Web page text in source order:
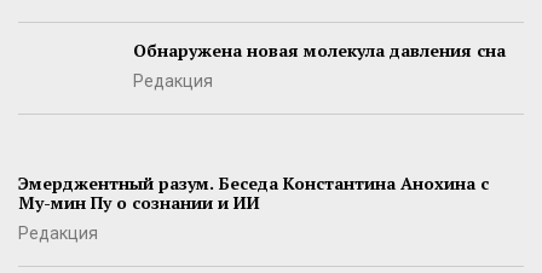
Обнаружена новая молекула давления сна
Редакция
Эмерджентный разум. Беседа Константина Анохина с
Му-мин Пу о сознании и ИИ
Редакция